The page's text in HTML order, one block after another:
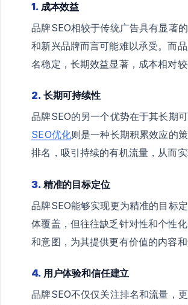
1. 成本效益
品牌SEO相较于传统广告具有显著
和新兴品牌而言可能难以承受。而
名稳定，长期效益显著，成本相对较
2. 长期可持续性
品牌SEO的另一个优势在于其长期
SEO优化则是一种长期积累效应的
排名，吸引持续的有机流量，从而
3. 精准的目标定位
品牌SEO能够实现更为精准的目标
体覆盖，但往往缺乏针对性和个性
和意图，为其提供更有价值的内容
4. 用户体验和信任建立
品牌SEO不仅仅关注排名和流量，